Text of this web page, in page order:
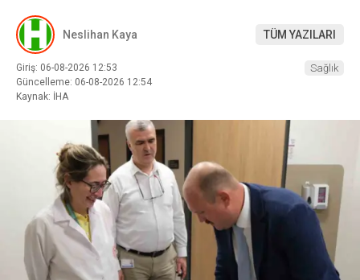
Neslihan Kaya TÜM YAZILARI
Giriş: 06-08-2026 12:53
Güncelleme: 06-08-2026 12:54
Kaynak: İHA
Sağlık